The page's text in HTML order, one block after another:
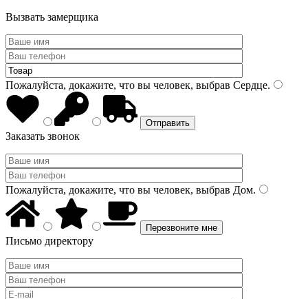
Вызвать замерщика
Пожалуйста, докажите, что вы человек, выбрав Сердце.
Заказать звонок
Пожалуйста, докажите, что вы человек, выбрав Дом.
Письмо директору